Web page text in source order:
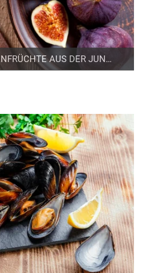
FEIGEN, GESUNDE GARTENFRÜCHTE AUS DER JUNGSTEINZEIT